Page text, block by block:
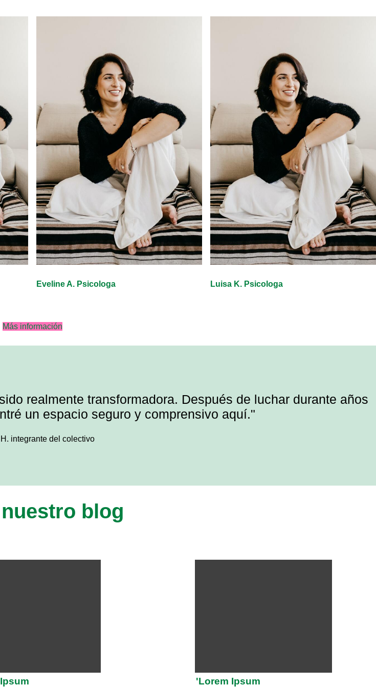
Eveline A. Psicologa Luisa K. Psicologa
Más información
realmente transformadora. Después de luchar durante años
un espacio seguro y comprensivo aquí."
integrante del colectivo
blog
'Lorem Ipsum